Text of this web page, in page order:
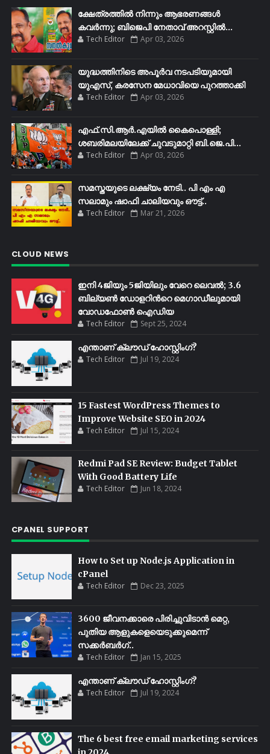
ക്ഷേത്രത്തിൽ നിന്നും ആഭരണങ്ങൾ
കവർന്നു; ബിജെപി നേതാവ് അറസ്റ്റിൽ...
Tech Editor Apr 03, 2026
യുദ്ധത്തിനിടെ അപൂർവ നടപടിയുമായി
യുഎസ്, കരസേന മേധാവിയെ പുറത്താക്കി
Tech Editor Apr 03, 2026
എഫ്​.സി.ആർ.എയിൽ കൈപൊള്ളി;
ശബരിമലയിലേക്ക്​ ചുവടുമാറ്റി ബി.ജെ.പി...
Tech Editor Apr 03, 2026
സമസ്തയുടെ ലക്ഷ്യം നേടി.. പി എം എ
സലാമും ഷാഫി ചാലിയവും ഔട്ട്..
Tech Editor Mar 21, 2026
CLOUD NEWS
ഇനി 4ജിയും 5ജിയിലും വേറെ ലെവൽ; 3.6
ബില്യണ്‍ ഡോളറിന്‍റെ മെഗാഡീലുമായി
വോഡഫോണ്‍ ഐഡിയ
Tech Editor Sept 25, 2024
എന്താണ് ക്ലൗഡ് ഹോസ്റ്റിംഗ്?
Tech Editor Jul 19, 2024
15 Fastest WordPress Themes to
Improve Website SEO in 2024
Tech Editor Jul 15, 2024
Redmi Pad SE Review: Budget Tablet
With Good Battery Life
Tech Editor Jun 18, 2024
CPANEL SUPPORT
How to Set up Node.js Application in
cPanel
Tech Editor Dec 23, 2025
3600 ജീവനക്കാരെ പിരിച്ചുവിടാൻ മെറ്റ,
പുതിയ ആളുകളെയെടുക്കുമെന്ന്
സക്കർബർഗ്..
Tech Editor Jan 15, 2025
എന്താണ് ക്ലൗഡ് ഹോസ്റ്റിംഗ്?
Tech Editor Jul 19, 2024
The 6 best free email marketing services